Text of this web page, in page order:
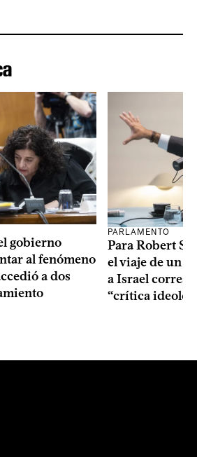
gobierno
al fenómeno
a dos
PARLAMENTO
Para Robert
el viaje de un
a Israel
“crítica